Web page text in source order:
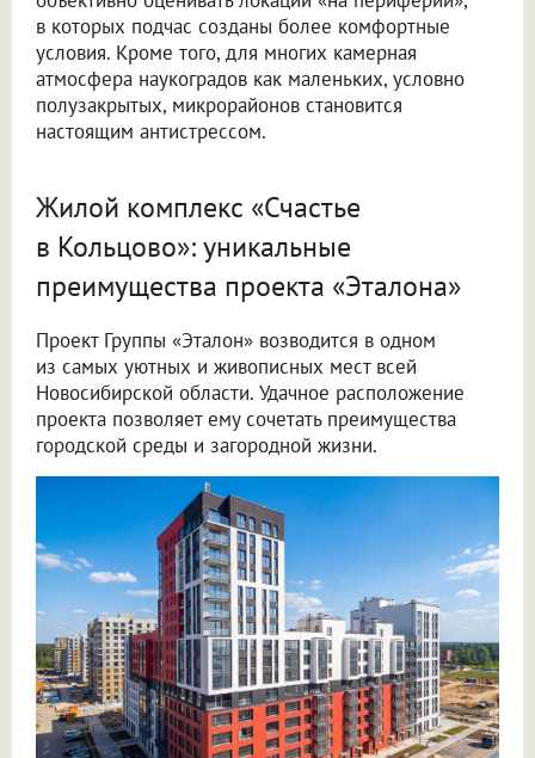
в которых подчас созданы более комфортные
условия. Кроме того, для многих камерная
атмосфера наукоградов как маленьких, условно
полузакрытых, микрорайонов становится
настоящим антистрессом.
Жилой комплекс «Счастье
в Кольцово»: уникальные
преимущества проекта «Эталона»
Проект Группы «Эталон» возводится в одном
из самых уютных и живописных мест всей
Новосибирской области. Удачное расположение
проекта позволяет ему сочетать преимущества
городской среды и загородной жизни.